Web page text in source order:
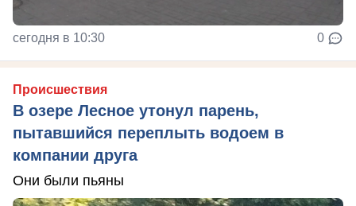
сегодня в 10:30 0
Происшествия
В озере Лесное утонул парень,
пытавшийся переплыть водоем в
компании друга
Они были пьяны